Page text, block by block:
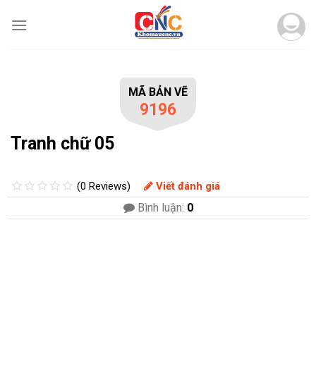
MÃ BẢN VẼ
9196
Tranh chữ 05
(0 Reviews) Viết đánh giá
Bình luận: 0